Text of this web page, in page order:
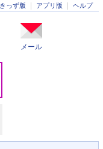
きっず版 アプリ版 ヘルプ
メール